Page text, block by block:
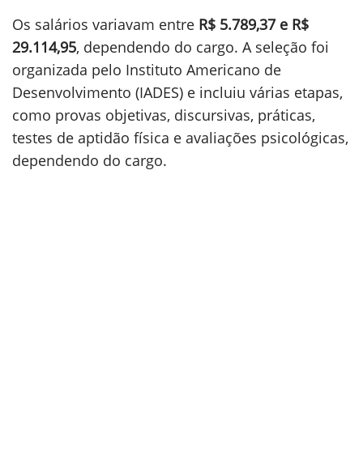
Os salários variavam entre R$ 5.789,37 e R$
29.114,95, dependendo do cargo. A seleção foi
organizada pelo Instituto Americano de
Desenvolvimento (IADES) e incluiu várias etapas,
como provas objetivas, discursivas, práticas,
testes de aptidão física e avaliações psicológicas,
dependendo do cargo.